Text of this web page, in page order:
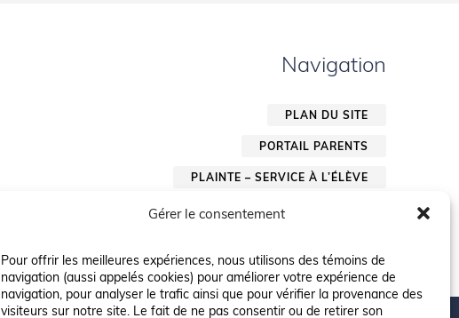
Gérer le consentement
Pour offrir les meilleures expériences, nous utilisons des témoins de
navigation (aussi appelés cookies) pour améliorer votre expérience de
navigation, pour analyser le trafic ainsi que pour vérifier la provenance des
visiteurs sur notre site. Le fait de ne pas consentir ou de retirer son
Navigation
PLAN DU SITE
PORTAIL PARENTS
PLAINTE – SERVICE À L’ÉLÈVE
POLITIQUE DE CONFIDENTIALITÉ